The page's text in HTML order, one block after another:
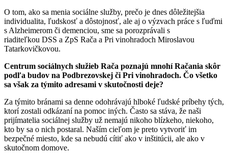
O tom, ako sa menia sociálne služby, prečo je dnes dôležitejšia
individualita, ľudskosť a dôstojnosť, ale aj o výzvach práce s ľuďmi
s Alzheimerom či demenciou, sme sa porozprávali s
riaditeľkou DSS a ZpS Rača a Pri vinohradoch Miroslavou
Tatarkovičkovou.
Centrum sociálnych služieb Rača poznajú mnohí Račania skôr
podľa budov na Podbrezovskej či Pri vinohradoch. Čo všetko
sa však za týmito adresami v skutočnosti deje?
Za týmito bránami sa denne odohrávajú hlboké ľudské príbehy tých,
ktorí zostali odkázaní na pomoc iných. Často sa stáva, že naši
prijímatelia sociálnej služby už nemajú nikoho blízkeho, niekoho,
kto by sa o nich postaral. Naším cieľom je preto vytvoriť im
bezpečné miesto, kde sa nebudú cítiť ako v inštitúcii, ale ako v
skutočnom domove.